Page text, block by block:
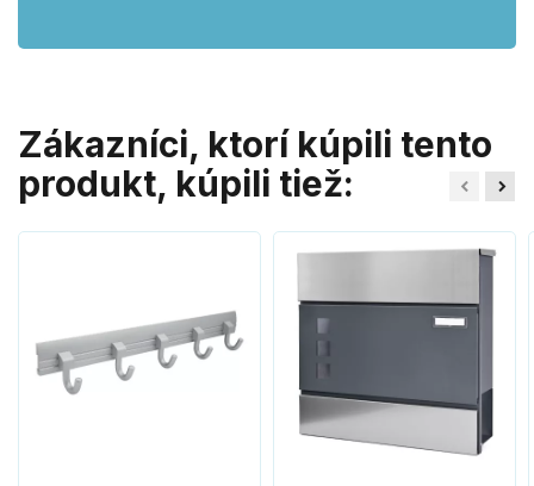
Zákazníci, ktorí kúpili tento
produkt, kúpili tiež: